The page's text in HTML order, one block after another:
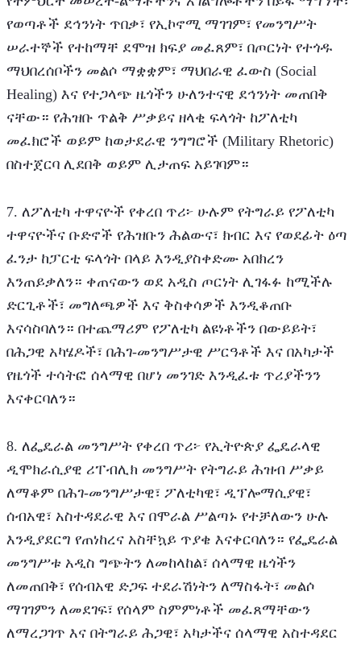
የወጣቶች ደኅንነት ጥበቃ፣ የኢኮኖሚ ማገገም፣ የመንግሥት
ሠራተኞች የተከማቸ ደሞዝ ክፍያ መፈጸም፣ በጦርነት የተጎዱ
ማህበረሰቦችን መልሶ ማቋቋም፣ ማህበራዊ ፈውስ (Social
Healing) እና የተጋላጭ ዜጎችን ሁለንተናዊ ደኅንነት መጠበቅ
ናቸው። የሕዝቡ ጥልቅ ሥቃይና ዘላቂ ፍላጎት ከፖለቲካ
መፈክሮች ወይም ከወታደራዊ ንግግሮች (Military Rhetoric)
በስተጀርባ ሊደበቅ ወይም ሊታጠፍ አይገባም።
7. ለፖለቲካ ተዋናዮች የቀረበ ጥሪ፦ ሁሉም የትግራይ የፖለቲካ
ተዋናዮችና ቡድኖች የሕዝቡን ሕልውና፣ ክብር እና የወደፊት ዕጣ
ፈንታ ከፓርቲ ፍላጎት በላይ እንዲያስቀድሙ አበክረን
እንጠይቃለን። ቀጠናውን ወደ አዲስ ጦርነት ሊገፋፉ ከሚችሉ
ድርጊቶች፣ መግለጫዎች እና ቅስቀሳዎች እንዲቆጠቡ
እናሳስባለን። በተጨማሪም የፖለቲካ ልዩነቶችን በውይይት፣
በሕጋዊ አካሄዶች፣ በሕገ-መንግሥታዊ ሥርዓቶች እና በአካታች
የዜጎች ተሳትፎ ሰላማዊ በሆነ መንገድ እንዲፈቱ ጥሪያችንን
እናቀርባለን።
8. ለፌዴራል መንግሥት የቀረበ ጥሪ፦ የኢትዮጵያ ፌዴራላዊ
ዲሞክራሲያዊ ሪፐብሊክ መንግሥት የትግራይ ሕዝብ ሥቃይ
ለማቆም በሕገ-መንግሥታዊ፣ ፖለቲካዊ፣ ዲፕሎማሲያዊ፣
ሰብአዊ፣ አስተዳደራዊ እና በሞራል ሥልጣኑ የተቻለውን ሁሉ
እንዲያደርግ የጠነከረና አስቸኳይ ጥያቄ እናቀርባለን። የፌዴራል
መንግሥቱ አዲስ ግጭትን ለመከላከል፣ ሰላማዊ ዜጎችን
ለመጠበቅ፣ የሰብአዊ ድጋፍ ተደራሽነትን ለማስፋት፣ መልሶ
ማገገምን ለመደገፍ፣ የሰላም ስምምነቶች መፈጸማቸውን
ለማረጋገጥ እና በትግራይ ሕጋዊ፣ አካታችና ሰላማዊ አስተዳደር